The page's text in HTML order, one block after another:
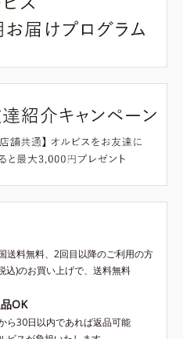
送料無料、2回目以降のご利用の方
込)のお買い上げで、送料無料
OK
ら30日以内であれば返品可能